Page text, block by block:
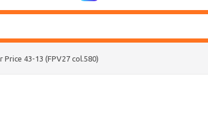
Price 43-13 (FPV27 col.580)